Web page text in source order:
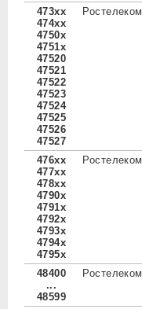
473xx
474xx
4750x
4751x
47520
47521
47522
47523
47524
47525
47526
47527
Ростелеком
476xx
477xx
478xx
4790x
4791x
4792x
4793x
4794x
4795x
Ростелеком
48400
...
48599
Ростелеком